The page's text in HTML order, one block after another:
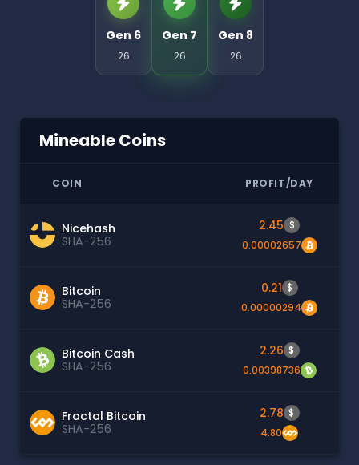
Gen 6
26
Gen 7
26
Gen 8
26
Mineable Coins
COIN PROFIT/DAY
Nicehash
SHA-256
2.45 $
0.00002657
Bitcoin
SHA-256
0.21 $
0.00000294
Bitcoin Cash
SHA-256
2.26 $
0.00398736
Fractal Bitcoin
SHA-256
2.78 $
4.80